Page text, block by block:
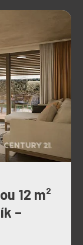
12 m²
–